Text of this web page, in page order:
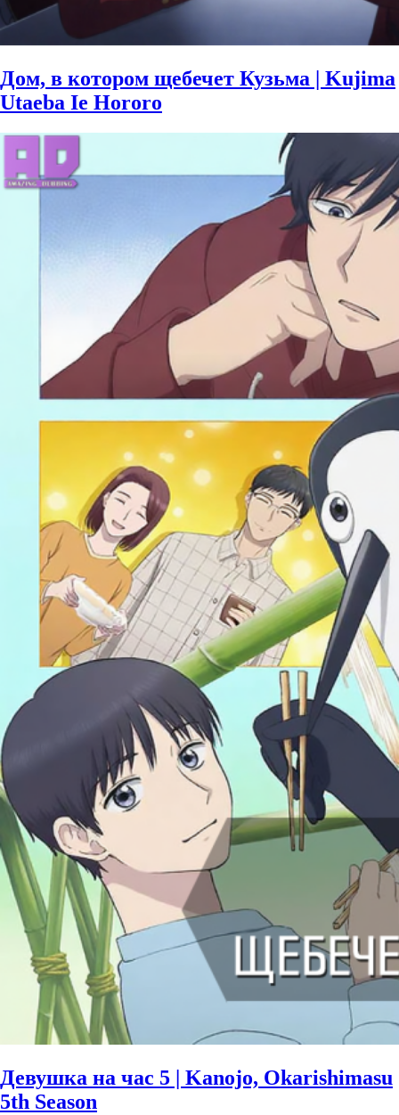
Дом, в котором щебечет Кузьма | Kujima
Utaeba Ie Hororo
Девушка на час 5 | Kanojo, Okarishimasu
5th Season